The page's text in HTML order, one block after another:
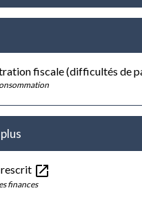
fiscale (difficultés de
rescrit open_in_new
finances